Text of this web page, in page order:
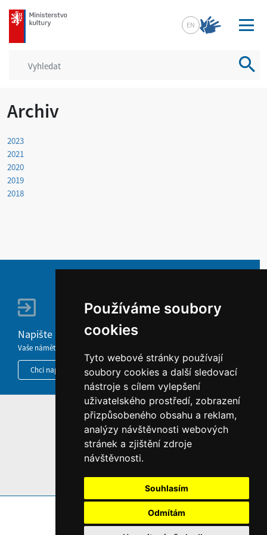
Používáme soubory
cookies
Tyto webové stránky používají
soubory cookies a další sledovací
nástroje s cílem vylepšení
uživatelského prostředí, zobrazení
přizpůsobeného obsahu a reklam,
analýzy návštěvnosti webových
stránek a zjištění zdroje
návštěvnosti.
Souhlasím
Odmítám
mkcr.cz
EN
Archiv
2023
2021
2020
2019
2018
Napište nám
Vaše náměty, komentáře, připomínky a dotazy nezůstanou bez odezvy.
Chci napsat MKČR
HOME
INFORMACE O WEBU